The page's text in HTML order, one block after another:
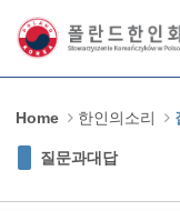
Home 한인의소리
질문과대답